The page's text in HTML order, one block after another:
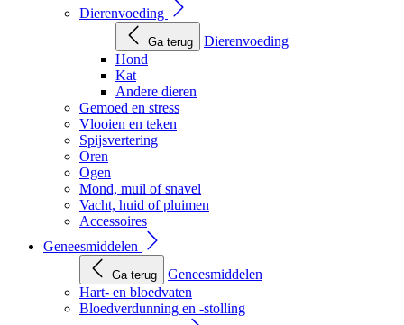
Dierenvoeding
Ga terug
Dierenvoeding
Hond
Kat
Andere dieren
Gemoed en stress
Vlooien en teken
Spijsvertering
Oren
Ogen
Mond, muil of snavel
Vacht, huid of pluimen
Accessoires
Geneesmiddelen
Ga terug
Geneesmiddelen
Hart- en bloedvaten
Bloedverdunning en -stolling